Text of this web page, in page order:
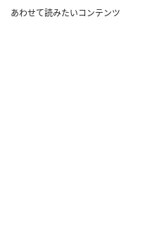
あわせて読みたいコンテンツ